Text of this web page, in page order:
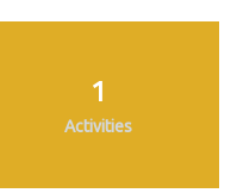
1
Activities